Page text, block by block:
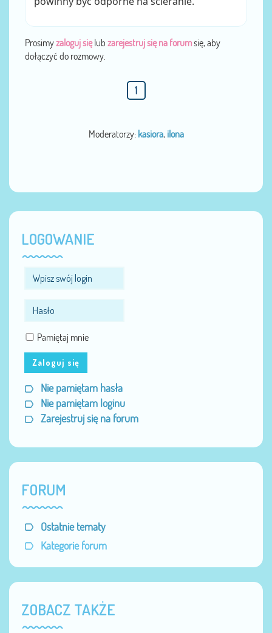
Prosimyzaloguj sięlub zarejestruj się na forumsię, aby
dołączyć do rozmowy.
1
Moderatorzy: kasiora, ilona
LOGOWANIE
Pamiętaj mnie
Zaloguj się
Nie pamiętam hasła
Nie pamiętam loginu
Zarejestruj się na forum
FORUM
Ostatnie tematy
Kategorie forum
ZOBACZ TAKŻE